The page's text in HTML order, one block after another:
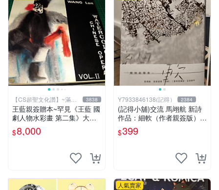
【CS超聖文化讚】~滿千
元送運
3838
王藍親簽贈本~罕見《王藍 國
劇人物水彩畫 第二集》大本
【 CS超聖文化讚】
$8,000
Y7933846138(記得） 2384
(記得小舖)交流 馬翊航 新詩
作品：細軟（作者親簽版）全
新 換張景嵐成語蕎張艾亞辜
莞允鄭家純等簽名寫真書
$399
人氣賣家